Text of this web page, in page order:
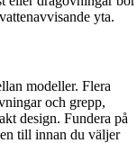
yta.
modeller. Flera
och grepp,
design. Fundera på
till innan du väljer